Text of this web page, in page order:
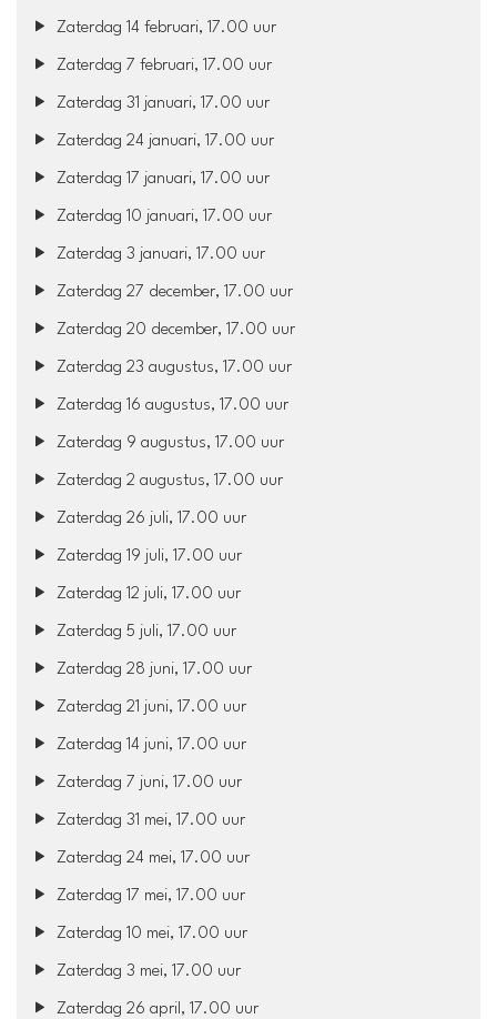
Zaterdag 14 februari, 17.00 uur
Zaterdag 7 februari, 17.00 uur
Zaterdag 31 januari, 17.00 uur
Zaterdag 24 januari, 17.00 uur
Zaterdag 17 januari, 17.00 uur
Zaterdag 10 januari, 17.00 uur
Zaterdag 3 januari, 17.00 uur
Zaterdag 27 december, 17.00 uur
Zaterdag 20 december, 17.00 uur
Zaterdag 23 augustus, 17.00 uur
Zaterdag 16 augustus, 17.00 uur
Zaterdag 9 augustus, 17.00 uur
Zaterdag 2 augustus, 17.00 uur
Zaterdag 26 juli, 17.00 uur
Zaterdag 19 juli, 17.00 uur
Zaterdag 12 juli, 17.00 uur
Zaterdag 5 juli, 17.00 uur
Zaterdag 28 juni, 17.00 uur
Zaterdag 21 juni, 17.00 uur
Zaterdag 14 juni, 17.00 uur
Zaterdag 7 juni, 17.00 uur
Zaterdag 31 mei, 17.00 uur
Zaterdag 24 mei, 17.00 uur
Zaterdag 17 mei, 17.00 uur
Zaterdag 10 mei, 17.00 uur
Zaterdag 3 mei, 17.00 uur
Zaterdag 26 april, 17.00 uur